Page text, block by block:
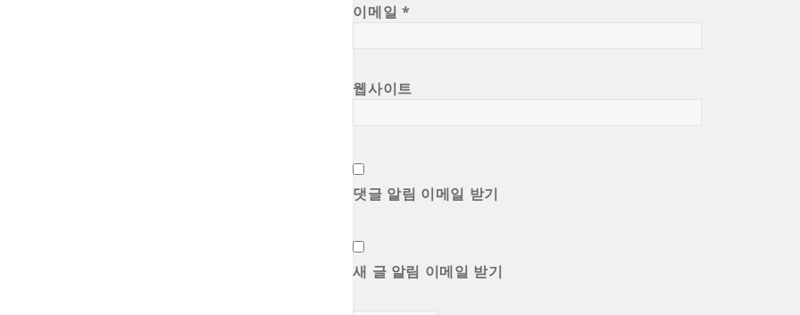
이메일 *
웹사이트
댓글 알림 이메일 받기
새 글 알림 이메일 받기